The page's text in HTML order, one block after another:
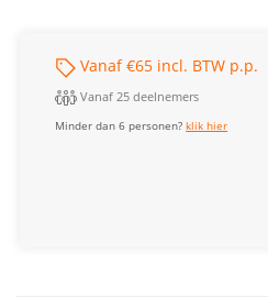
Vanaf €65 incl. BTW p.p.
Vanaf 25 deelnemers
Minder dan 6 personen?klik hier